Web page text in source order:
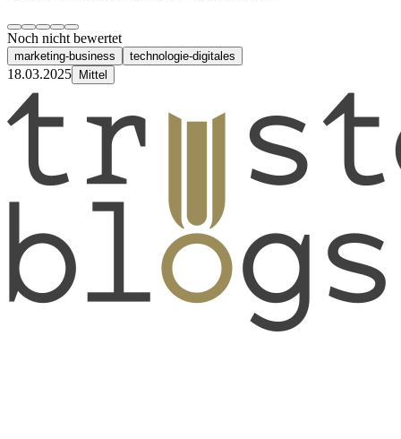
Noch nicht bewertet
marketing-business technologie-digitales
18.03.2025 Mittel